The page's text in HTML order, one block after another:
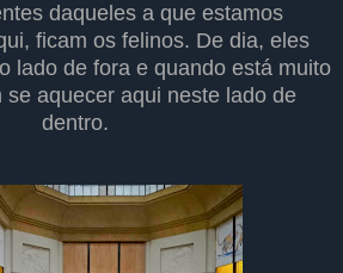
daqueles a que estamos
ficam os felinos. De dia, eles
lado de fora e quando está muito
se aquecer aqui neste lado de
dentro.